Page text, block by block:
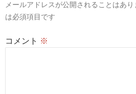
ョ
メールアドレスが公開されることはあり
は必須項目です
コメント ※